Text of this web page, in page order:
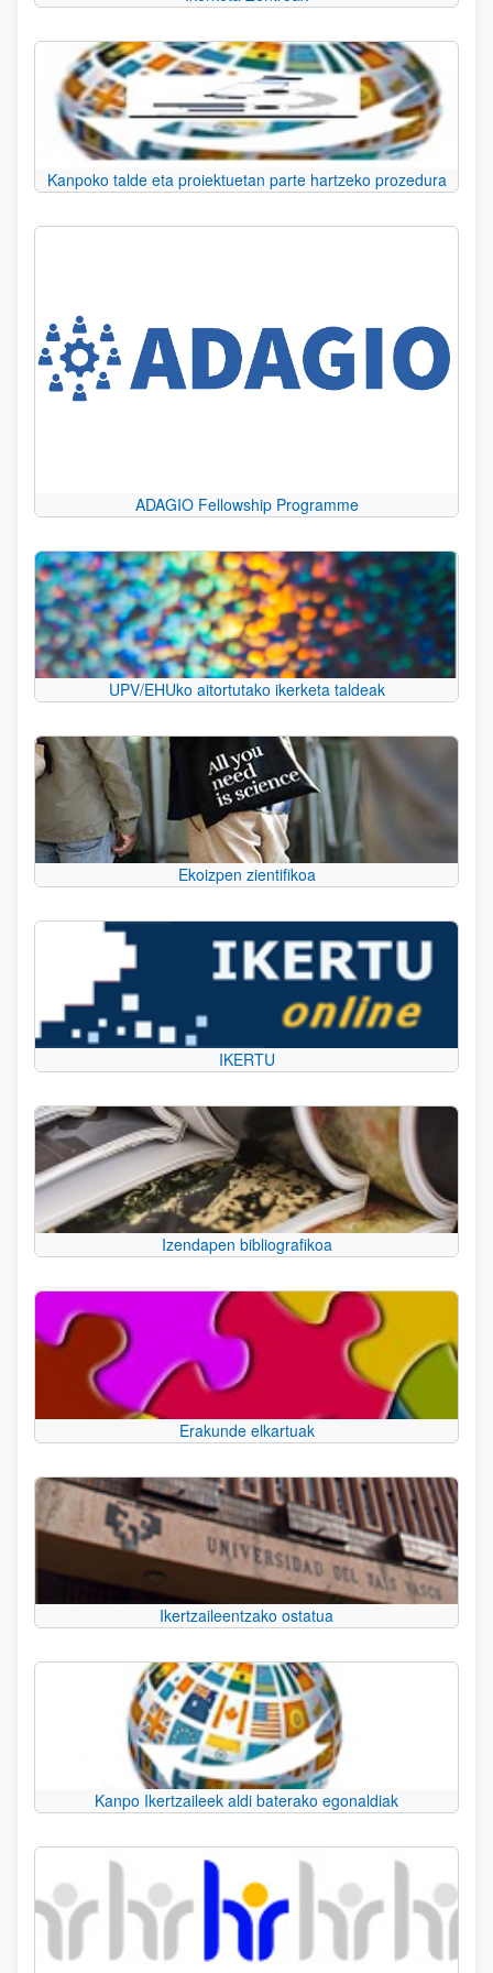
Kanpoko talde eta proiektuetan parte hartzeko prozedura
ADAGIO Fellowship Programme
UPV/EHUko aitortutako ikerketa taldeak
Ekoizpen zientifikoa
IKERTU
Izendapen bibliografikoa
Erakunde elkartuak
Ikertzaileentzako ostatua
Kanpo Ikertzaileek aldi baterako egonaldiak